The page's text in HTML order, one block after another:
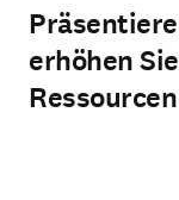
erhöhen